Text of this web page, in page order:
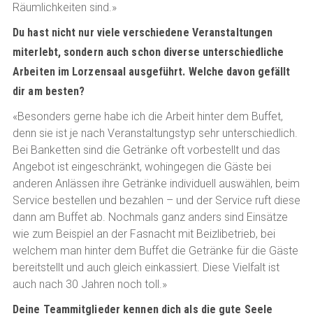
Räumlichkeiten sind.»
Du hast nicht nur viele verschiedene Veranstaltungen
miterlebt, sondern auch schon diverse unterschiedliche
Arbeiten im Lorzensaal ausgeführt. Welche davon gefällt
dir am besten?
«Besonders gerne habe ich die Arbeit hinter dem Buffet,
denn sie ist je nach Veranstaltungstyp sehr unterschiedlich.
Bei Banketten sind die Getränke oft vorbestellt und das
Angebot ist eingeschränkt, wohingegen die Gäste bei
anderen Anlässen ihre Getränke individuell auswählen, beim
Service bestellen und bezahlen – und der Service ruft diese
dann am Buffet ab. Nochmals ganz anders sind Einsätze
wie zum Beispiel an der Fasnacht mit Beizlibetrieb, bei
welchem man hinter dem Buffet die Getränke für die Gäste
bereitstellt und auch gleich einkassiert. Diese Vielfalt ist
auch nach 30 Jahren noch toll.»
Deine Teammitglieder kennen dich als die gute Seele